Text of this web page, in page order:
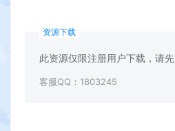
资源下载
此资源仅限注册用户下载，请先
客服QQ：1803245